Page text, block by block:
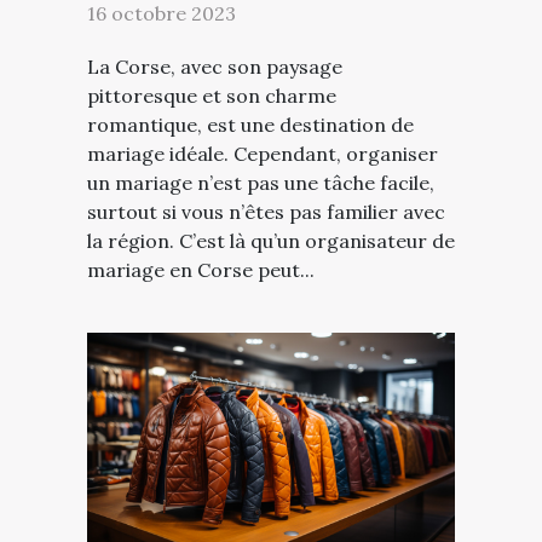
16 octobre 2023
La Corse, avec son paysage
pittoresque et son charme
romantique, est une destination de
mariage idéale. Cependant, organiser
un mariage n’est pas une tâche facile,
surtout si vous n’êtes pas familier avec
la région. C’est là qu’un organisateur de
mariage en Corse peut...